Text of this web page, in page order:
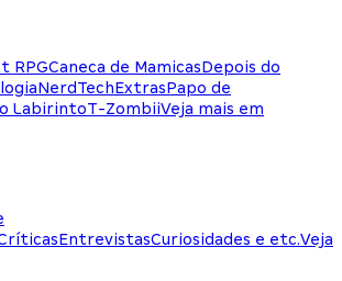
RPGCaneca de MamicasDepois do
NerdTechExtrasPapo de
LabirintoT-ZombiiVeja mais em
EntrevistasCuriosidades e etc.Veja